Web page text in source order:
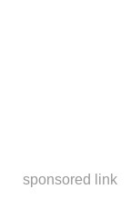
sponsored link